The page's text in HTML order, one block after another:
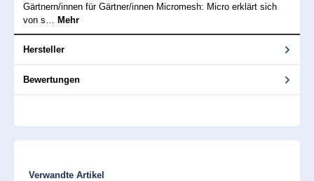
Gärtnern/innen für Gärtner/innen Micromesh: Micro erklärt sich
von s… Mehr
Hersteller
Bewertungen
Produktgalerie überspringen
Verwandte Artikel